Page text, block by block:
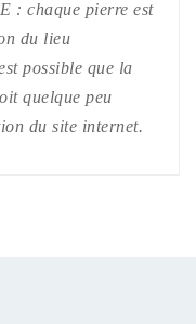
: chaque pierre est
du lieu
possible que la
quelque peu
du site internet.